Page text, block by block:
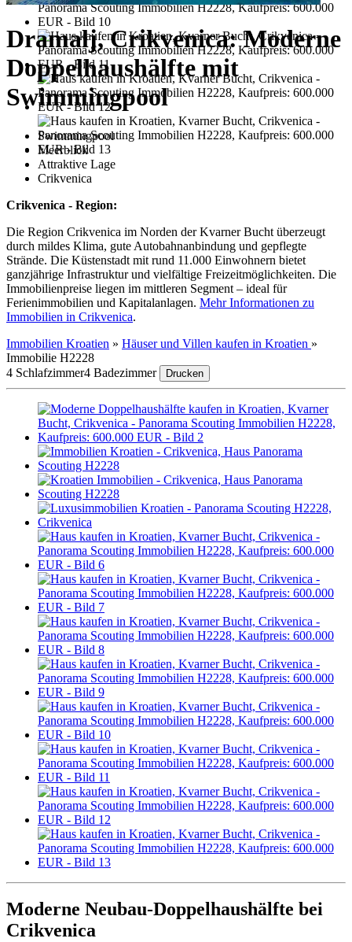
Dramalj, Crikvenica: Moderne
Doppelhaushälfte mit
Swimmingpool
Swimmingpool
Meerblick
Attraktive Lage
Crikvenica
Crikvenica - Region:
Die Region Crikvenica im Norden der Kvarner Bucht überzeugt
durch mildes Klima, gute Autobahnanbindung und gepflegte
Strände. Die Küstenstadt mit rund 11.000 Einwohnern bietet
ganzjährige Infrastruktur und vielfältige Freizeitmöglichkeiten. Die
Immobilienpreise liegen im mittleren Segment – ideal für
Ferienimmobilien und Kapitalanlagen. Mehr Informationen zu
Immobilien in Crikvenica.
Immobilien Kroatien » Häuser und Villen kaufen in Kroatien »
Immobilie H2228
4 Schlafzimmer4 Badezimmer Drucken
Moderne Neubau-Doppelhaushälfte bei
Crikvenica